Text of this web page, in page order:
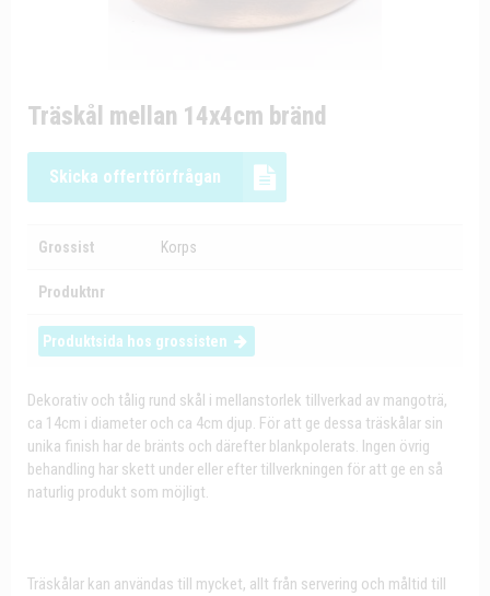
Träskål mellan 14x4cm bränd
Skicka offertförfrågan
Grossist Korps
Produktnr
Produktsida hos grossisten
Dekorativ och tålig rund skål i mellanstorlek tillverkad av mangoträ,
ca 14cm i diameter och ca 4cm djup. För att ge dessa träskålar sin
unika finish har de bränts och därefter blankpolerats. Ingen övrig
behandling har skett under eller efter tillverkningen för att ge en så
naturlig produkt som möjligt.
Träskålar kan användas till mycket, allt från servering och måltid till